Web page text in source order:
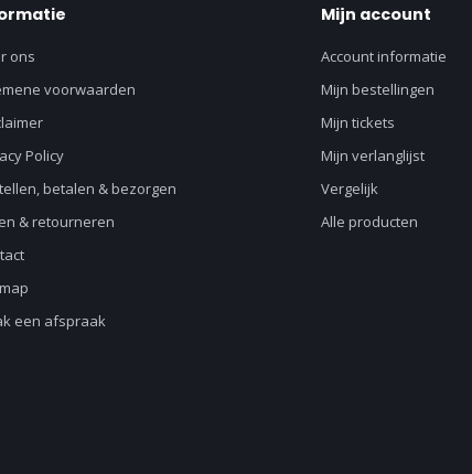
ons
voorwaarden
Policy
betalen & bezorgen
& retourneren
een afspraak
Mijn account
Account informatie
Mijn bestellingen
Mijn tickets
Mijn verlanglijst
Vergelijk
Alle producten